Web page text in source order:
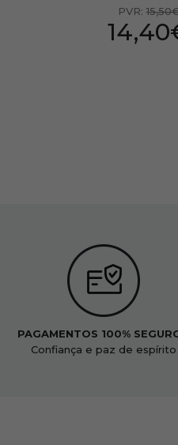
PVR:
PAGAMENTOS 100%
Confiança e paz de espírito